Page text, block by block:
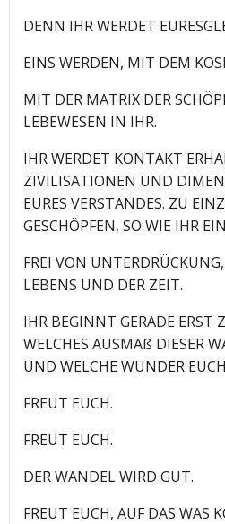
DENN IHR WERDET
EINS WERDEN, MIT DEM
MIT DER MATRIX DER
LEBEWESEN IN IHR.
IHR WERDET KONTAKT
ZIVILISATIONEN UND
EURES VERSTANDES. ZU
GESCHÖPFEN, SO WIE IHR
FREI VON
LEBENS UND DER ZEIT.
IHR BEGINNT GERADE ERST
WELCHES AUSMAß DIESER
UND WELCHE WUNDER
FREUT EUCH.
FREUT EUCH.
DER WANDEL WIRD GUT.
FREUT EUCH, AUF DAS WAS